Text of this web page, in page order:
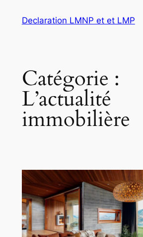
Declaration LMNP et et LMP
Catégorie :
L’actualité
immobilière